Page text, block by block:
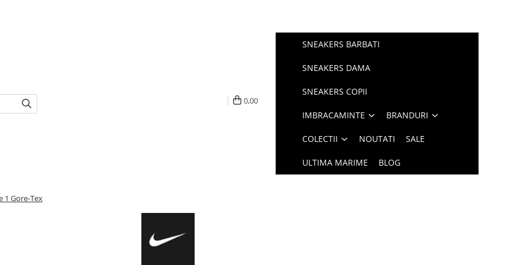
0,00
SNEAKERS BARBATI
SNEAKERS DAMA
SNEAKERS COPII
IMBRACAMINTE BRANDURI
COLECTII NOUTATI SALE
ULTIMA MARIME BLOG
1 Gore-Tex